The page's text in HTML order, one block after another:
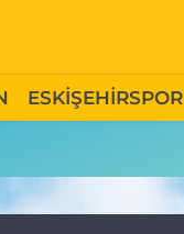
ESKİŞEHİRSPOR